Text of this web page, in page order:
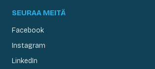
SEURAA MEITÄ
Facebook
Instagram
LinkedIn